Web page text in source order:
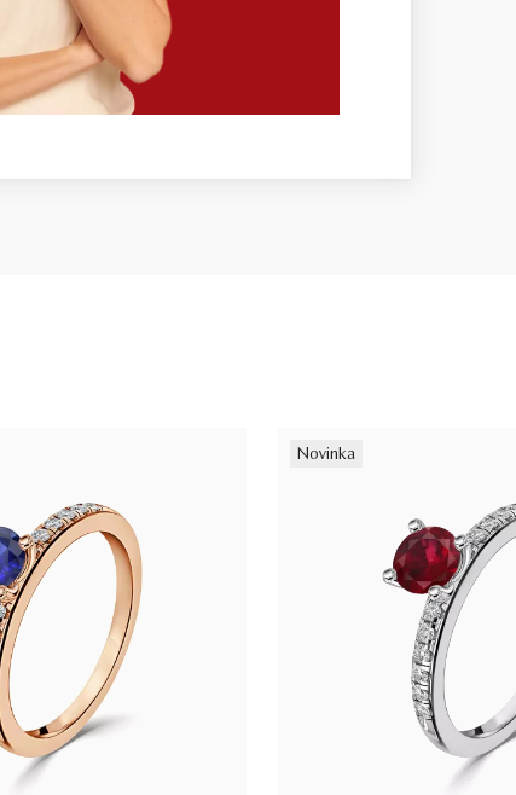
a medzinárodne uznávané
SGI. V prípade kúpy
predáva. Viac o certifikácii
Novinka